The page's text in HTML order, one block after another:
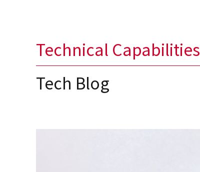
Technical Capabilities
Tech Blog